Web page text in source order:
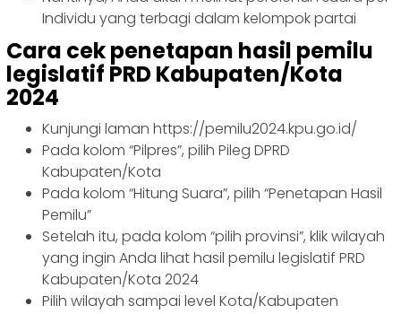
Individu yang terbagi dalam kelompok partai
Cara cek penetapan hasil pemilu
legislatif PRD Kabupaten/Kota
2024
Kunjungi laman https://pemilu2024.kpu.go.id/
Pada kolom “Pilpres”, pilih Pileg DPRD
Kabupaten/Kota
Pada kolom “Hitung Suara”, pilih “Penetapan Hasil
Pemilu”
Setelah itu, pada kolom “pilih provinsi”, klik wilayah
yang ingin Anda lihat hasil pemilu legislatif PRD
Kabupaten/Kota 2024
Pilih wilayah sampai level Kota/Kabupaten